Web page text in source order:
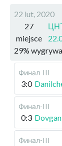
22 lut, 2020
27
miejsce
29% wygrywa
Финал-III
3:0
Финал-III
0:3
Финал-III